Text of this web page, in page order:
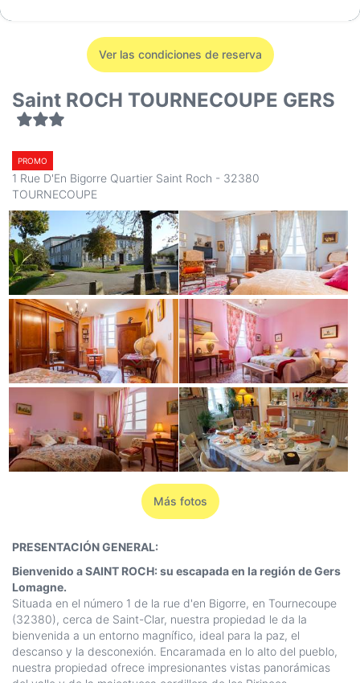
Ver las condiciones de reserva
Saint ROCH TOURNECOUPE GERS
PROMO
1 Rue D'En Bigorre Quartier Saint Roch - 32380
TOURNECOUPE
Más fotos
PRESENTACIÓN GENERAL:
Bienvenido a SAINT ROCH: su escapada en la región de Gers
Lomagne.
Situada en el número 1 de la rue d'en Bigorre, en Tournecoupe
(32380), cerca de Saint-Clar, nuestra propiedad le da la
bienvenida a un entorno magnífico, ideal para la paz, el
descanso y la desconexión. Encaramada en lo alto del pueblo,
nuestra propiedad ofrece impresionantes vistas panorámicas